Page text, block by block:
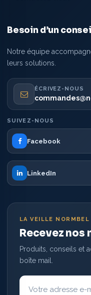
Besoin d’un
Notre équipe
leurs solutions.
ÉCRIVEZ-NOUS
SUIVEZ-NOUS
Facebook
LinkedIn
LA VEILLE NORMBEL
Recevez nos
Produits, conseils et
boîte mail.
Votre
adresse